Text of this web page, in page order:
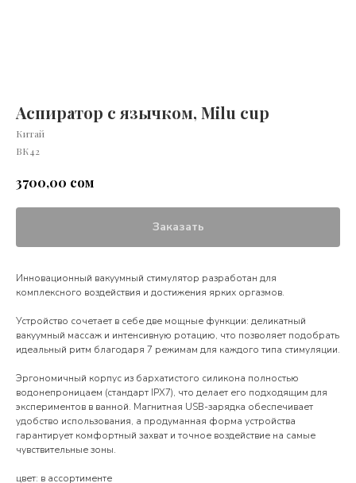
Аспиратор с язычком, Milu cup
Китай
ВК42
3700,00 сом
Заказать
Инновационный вакуумный стимулятор разработан для
комплексного воздействия и достижения ярких оргазмов.
Устройство сочетает в себе две мощные функции: деликатный
вакуумный массаж и интенсивную ротацию, что позволяет подобрать
идеальный ритм благодаря 7 режимам для каждого типа стимуляции.
Эргономичный корпус из бархатистого силикона полностью
водонепроницаем (стандарт IPX7), что делает его подходящим для
экспериментов в ванной. Магнитная USB-зарядка обеспечивает
удобство использования, а продуманная форма устройства
гарантирует комфортный захват и точное воздействие на самые
чувствительные зоны.
цвет: в ассортименте